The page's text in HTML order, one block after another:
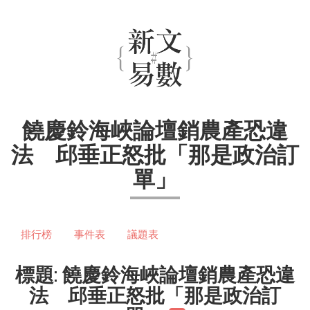
饒慶鈴海峽論壇銷農產恐違
法 邱垂正怒批「那是政治訂
單」
排行榜 事件表 議題表
標題: 饒慶鈴海峽論壇銷農產恐違
法 邱垂正怒批「那是政治訂